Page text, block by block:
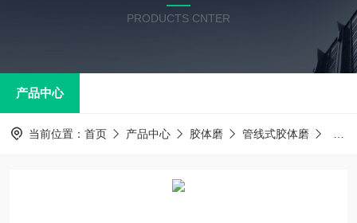
PRODUCTS CNTER
产品中心
当前位置： 首页 产品中心 胶体磨 管线式胶体磨